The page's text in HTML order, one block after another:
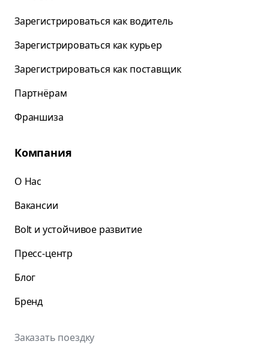
Зарегистрироваться как водитель
Зарегистрироваться как курьер
Зарегистрироваться как поставщик
Партнёрам
Франшиза
Компания
О Нас
Вакансии
Bolt и устойчивое развитие
Пресс-центр
Блог
Бренд
Заказать поездку